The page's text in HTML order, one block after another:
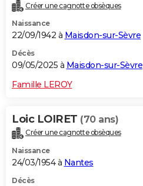
Créer une cagnotte obsèques
Naissance
22/09/1942 à Maisdon-sur-Sèvre
Décès
09/05/2025 à Maisdon-sur-Sèvre
Famille LEROY
Loic LOIRET (70 ans)
Créer une cagnotte obsèques
Naissance
24/03/1954 à Nantes
Décès